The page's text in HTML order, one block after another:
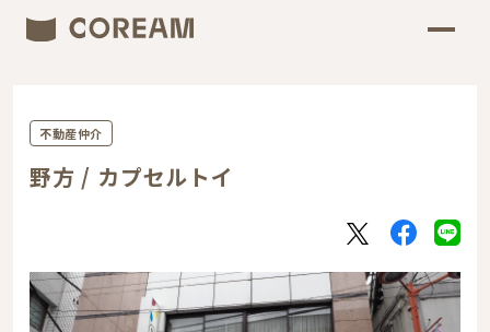
不動産仲介
野方 / カプセルトイ